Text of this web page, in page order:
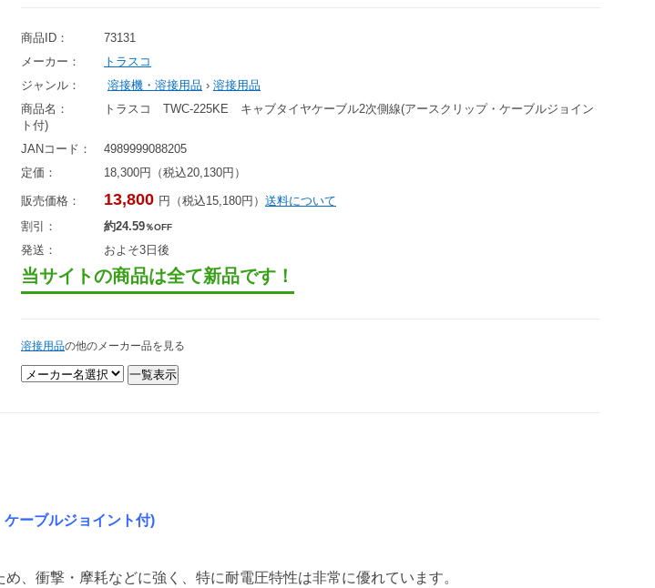
商品ID：
73131
メーカー：
トラスコ
ジャンル：
溶接機・溶接用品 › 溶接用品
商品名：
トラスコ TWC-225KE キャブタイヤケーブル2次側線(アースクリップ・ケーブルジョイン
ト付)
JANコード：
4989999088205
定価：
18,300円（税込20,130円）
販売価格： 13,800 円（税込15,180円） 送料について
割引：
約24.59％OFF
発送： およそ3日後
当サイトの商品は全て新品です！
溶接用品の他のメーカー品を見る
ーブルジョイント付)
、衝撃・摩耗などに強く、特に耐電圧特性は非常に優れています。